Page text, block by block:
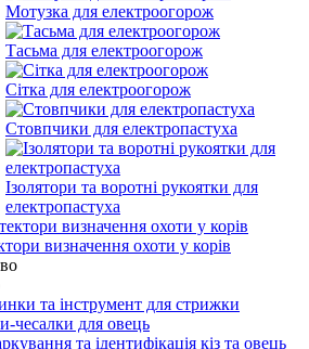
Мотузка для електроогорож
Тасьма для електроогорож
Сітка для електроогорож
Стовпчики для електропастуха
Ізолятори та воротні рукоятки для
електропастуха
визначення охоти у корів
та інструмент для стрижки
чесалки для овець